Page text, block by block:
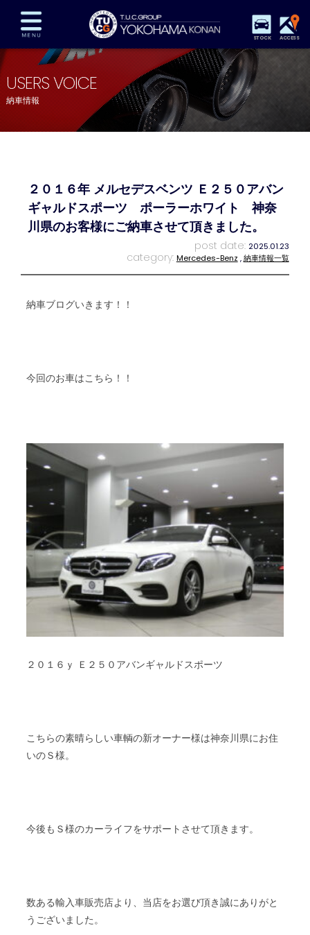
STOCK ACCESS
在庫車両情報 保証&サービス パーツリスト
TUCとは？ 店舗情報 アクセスマップ
全国納車 特別作業 注文販売
プライバシーポリシー スタッフblog 納車blog
USERS VOICE
納車情報
２０１６年 メルセデスベンツ Ｅ２５０アバン
ギャルドスポーツ ポーラーホワイト 神奈
川県のお客様にご納車させて頂きました。
post date: 2025.01.23
category: Mercedes-Benz ,納車情報一覧
納車ブログいきます！！
今回のお車はこちら！！
２０１６ｙ Ｅ２５０アバンギャルドスポーツ
こちらの素晴らしい車輌の新オーナー様は神奈川県にお住
いのＳ様。
今後もＳ様のカーライフをサポートさせて頂きます。
数ある輸入車販売店より、当店をお選び頂き誠にありがと
うございました。